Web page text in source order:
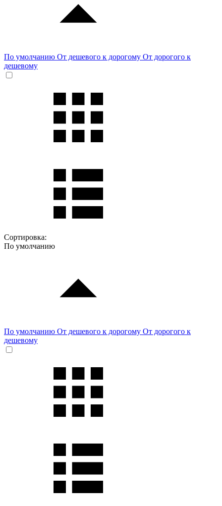
По умолчанию От дешевого к дорогому От дорогого к
дешевому
Сортировка:
По умолчанию
По умолчанию От дешевого к дорогому От дорогого к
дешевому